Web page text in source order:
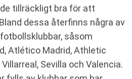
tillräckligt bra för att
dessa återfinns några av
såsom
Atlético Madrid, Athletic
Sevilla och Valencia.